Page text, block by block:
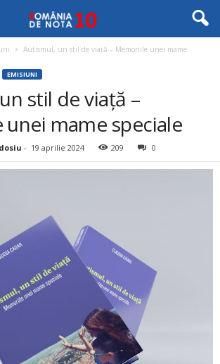
Autismul, un stil de viață – Memoriile unei mame
EMISIUNI
stil de viață –
mame speciale
- 19 aprilie 2024 209 0